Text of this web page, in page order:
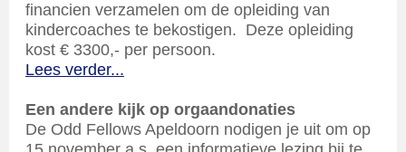
financien verzamelen om de opleiding van
kindercoaches te bekostigen. Deze opleiding
kost € 3300,- per persoon.
Lees verder...
Een andere kijk op orgaandonaties
De Odd Fellows Apeldoorn nodigen je uit om op